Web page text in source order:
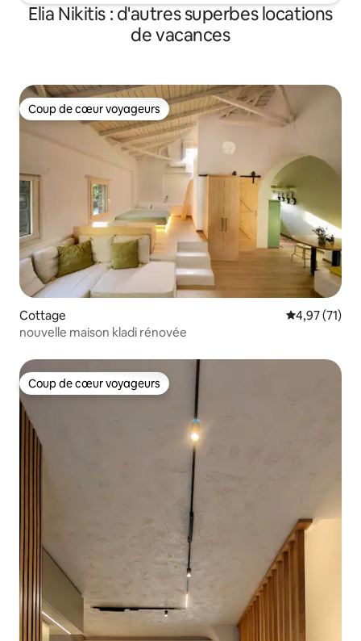
Elia Nikitis : d'autres superbes locations
de vacances
Coup de cœur voyageurs
Coup de cœur voyageurs
Cottage Évaluation
4,97 (71)
nouvelle maison kladi rénovée
Coup de cœur voyageurs
Coup de cœur voyageurs